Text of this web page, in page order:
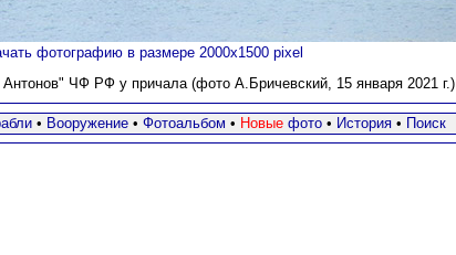
фотографию в размере 2000х1500 pixel
ЧФ РФ у причала (фото А.Бричевский, 15 января 2021 г.)
• Вооружение • Фотоальбом • Новыефото • История• Поиск